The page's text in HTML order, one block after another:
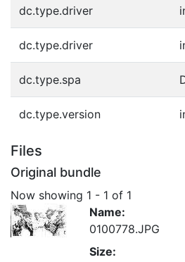
dc.type.driver
dc.type.driver
dc.type.spa
dc.type.version
Files
Original bundle
Now showing 1 - 1 of 1
Name:
0100778.JPG
Size: